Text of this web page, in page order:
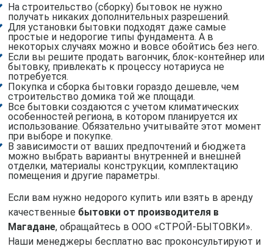
На строительство (сборку) бытовок не нужно
получать никаких дополнительных разрешений.
Для установки бытовки подходят даже самые
простые и недорогие типы фундамента. А в
некоторых случаях можно и вовсе обойтись без него.
Если вы решите продать вагончик, блок-контейнер или
бытовку, привлекать к процессу нотариуса не
потребуется.
Покупка и сборка бытовки гораздо дешевле, чем
строительство домика той же площади.
Все бытовки создаются с учетом климатических
особенностей региона, в котором планируется их
использование. Обязательно учитывайте этот момент
при выборе и покупке.
В зависимости от ваших предпочтений и бюджета
можно выбрать варианты внутренней и внешней
отделки, материалы конструкции, комплектацию
помещения и другие параметры.
Если вам нужно недорого купить или взять в аренду
качественные бытовки от производителя в
Магадане, обращайтесь в ООО «СТРОЙ-БЫТОВКИ».
Наши менеджеры бесплатно вас проконсультируют и